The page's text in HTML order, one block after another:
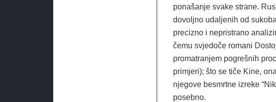
ponašanje svake strane.
dovoljno udaljenih od
precizno i nepristrano
čemu svjedoče romani
promatranjem pogrešnih
primjeri); što se tiče Kine,
njegove besmrtne izreke
posebno.